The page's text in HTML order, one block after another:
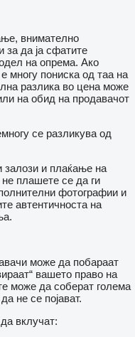
внимателно
за да ја сфатите
на опрема. Ако
многу пониска од таа на
разлика во цена може
на обид на продавачот
се разликува од
залози и плаќање на
плашете се да ги
фотографии и
автентичноста на
може да побараат
вашето право на
може да соберат голема
не се појават.
вклучат: